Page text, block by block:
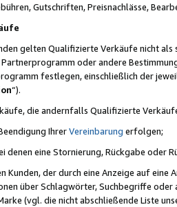
Gutschriften, Preisnachlässe,
gelten Qualifizierte Verkäufe nicht
oder andere
festlegen, einschließlich der
“).
die andernfalls Qualifizierte
IhrerVereinbarung erfolgen;
denen eine Stornierung, Rückgabe oder
Kunden, der durch eine Anzeige auf
über Schlagwörter, Suchbegriffe
(vgl. die nicht abschließende Liste